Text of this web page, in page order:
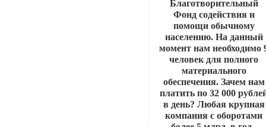
Благотворительный
Фонд содействия и
помощи обычному
населению. На данный
момент нам необходимо
человек для полного
материального
обеспечения. Зачем нам
платить по 32 000
в день? Любая крупная
компания с оборотами